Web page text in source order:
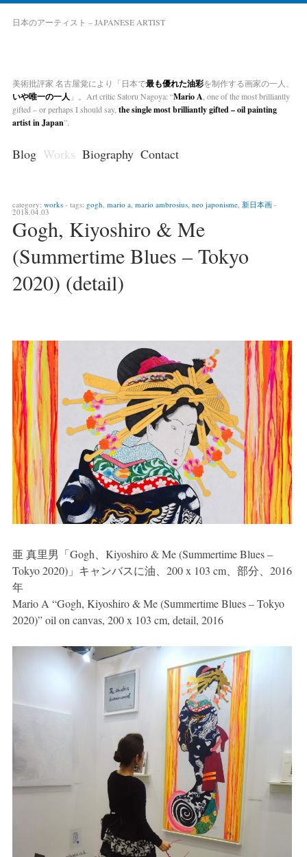
日本のアーティスト – JAPANESE ARTIST
美術批評家 名古屋覚により「日本で最も優れた油彩を制作する画家の一人、
いや唯一の一人 」。Art critic Satoru Nagoya: “Mario A , one of the most brilliantly
gifted – or perhaps I should say, the single most brilliantly gifted – oil painting
artist in Japan”.
Blog Works Biography Contact
category: works - tags: gogh mario a mario ambrosius neo japonisme 新日本画 -
2018.04.03
Gogh, Kiyoshiro & Me
(Summertime Blues – Tokyo
2020) (detail)
亜 真里男「Gogh、Kiyoshiro & Me (Summertime Blues –
Tokyo 2020)」キャンバスに油、200 x 103 cm、部分、2016
年
Mario A “Gogh, Kiyoshiro & Me (Summertime Blues – Tokyo
2020)” oil on canvas, 200 x 103 cm, detail, 2016